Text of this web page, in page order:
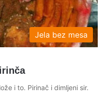
Jela bez mesa
i to. Pirinač i dimljeni sir.